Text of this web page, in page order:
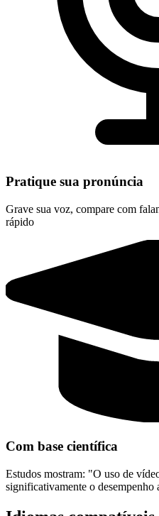
Pratique sua pronúncia
Grave sua voz, compare com
rápido
Com base científica
Estudos mostram: "O uso de
significativamente o desempenho